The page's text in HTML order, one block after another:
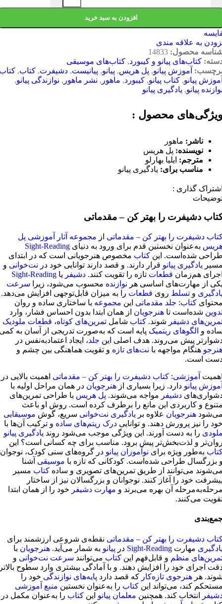
افزودن به سبد خرید
به علاقه مندی
محصول: 14833
کتاب‌های پیانو و کیبورد, کتاب‌های موسیقی
آموزش پیانو, پل هریس, پیانو, پیانیست, دشیفرت, کتاب,
پیانو, کتاب پیانو, کیبورد, ماهور , نشر ماهور , نوازندگی پیانو,
پیانو, یادگیری پیانو
محصول :
ناشر: ماهور
نویسنده: پل هریس
مترجم: ایلیا بهارلو
مناسب برای: یادگیری پیانو
گذاری :
دشیفرت را بهتر کن – مقدماتی
دشیفرت را بهتر کن – مقدماتی از مجموعه آثار آموزشی پل
به‌عنوان نخستین قدم برای ورود به دنیای Sight-Reading
شده‌است. این کتاب مخصوص هنرجویانی است که در ابتدای
یادگیری پیانو قرار دارند. و قصد دارند توانایی خود در نت‌خوانی و
هم‌زمان قطعات تازه را تقویت کنند. دشیفر یا Sight-Reading
از مهارت‌های اساسی هر نوازنده محسوب می‌شود، زیرا سرعت
و تسلط روی قطعات را به میزان قابل‌توجهی افزایش می‌دهد.
کتاب: جلد مقدماتی این مجموعه با ساختاری ساده و روان
شده‌است تا هنرجویان از همان ابتدا بدون احساس فشار، وارد
دشیفر شوند. کتاب شامل تمرین‌های کوتاه، قطعات ملودیک
و الگوهای ریتمیک پایه است که به‌صورت تدریجی از آسان به
پیش می‌روند. هدف اصلی این جلد، ایجاد اعتمادبه‌نفس در
هنگام مواجهه با نت‌های تازه و تقویت هماهنگی بین چشم و
است.
آموزشی: کتاب دشیفرت را بهتر کن – مقدماتی اهمیت بالایی در
پیانو دارد. زیرا بسیاری از هنرجویان در همان مراحل اولیه با
دشیفر مواجه می‌شوند. پل هریس با طراحی تمرین‌های
و کاربردی این مانع را برطرف کرده است. روش او باعث
هنرجویان علاوه بر یادگیری نت‌خوانی سریع، گوش موسیقایی
را نیز پرورش دهند. و توانایی درک ریتم‌های ساده و ترکیب آن‌ها با
را به دست آورند. این ویژگی موجب می‌شود روند یادگیری پیانو
و لذت‌بخش‌تر پیش برود. مناسب برای چه کسانی است؟ این
به‌طور ویژه برای نوآموزان پیانو در گروه‌های سنی کودک، نوجوان
بزرگسال طراحی شده‌است. کودکانی که تازه با موسیقی آشنا
می‌توانند از طریق تمرین‌های تصویری و ساده کتاب مسیر
خود را آغاز کنند. نوجوانان و بزرگسالان نیز از ساختار
آن بهره می‌برند و مهارت دشیفر خود را از همان ابتدا
می‌کنند.
دشیفرت را بهتر کن – مقدماتی نقطه‌ی شروعی ارزشمند برای
مهارت Sight-Reading در پیانو به شمار می‌آید. هنرجویان با
مرین‌های منظم و قابل‌فهم این کتاب می‌توانند سرعت نت‌خوانی و
اجرای خود را افزایش دهند. و با آمادگی بیشتری وارد سطوح
هر هنرجوی تازه‌کار که قصد دارد پایه‌های نوازندگی خود را
کند، می‌تواند این کتاب را به‌عنوان نخستین منبع آموزشی
انتخاب کند. همچنین معلمان پیانو این کتاب را به‌عنوان مکمل در